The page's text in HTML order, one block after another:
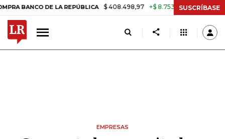
DE LA REPÚBLICA $ 408.498,97 +$ 8.753,81 +2,19% TASA DE
SUSCRÍBASE
EMPRESAS